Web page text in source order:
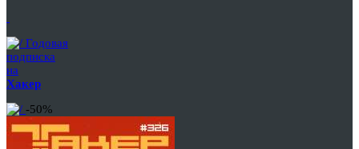
Годовая
подписка
на
Хакер
-50%